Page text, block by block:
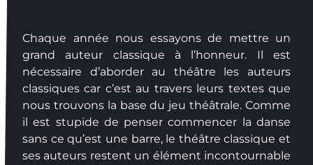
Chaque année nous essayons de mettre un
grand auteur classique à l’honneur. Il est
nécessaire d’aborder au théâtre les auteurs
classiques car c’est au travers leurs textes que
nous trouvons la base du jeu théâtrale. Comme
il est stupide de penser commencer la danse
sans ce qu’est une barre, le théâtre classique et
ses auteurs restent un élément incontournable